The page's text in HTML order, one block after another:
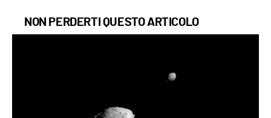
NON PERDERTI QUESTO ARTICOLO